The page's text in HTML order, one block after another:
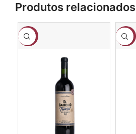
Produtos relacionados
-17% -3%